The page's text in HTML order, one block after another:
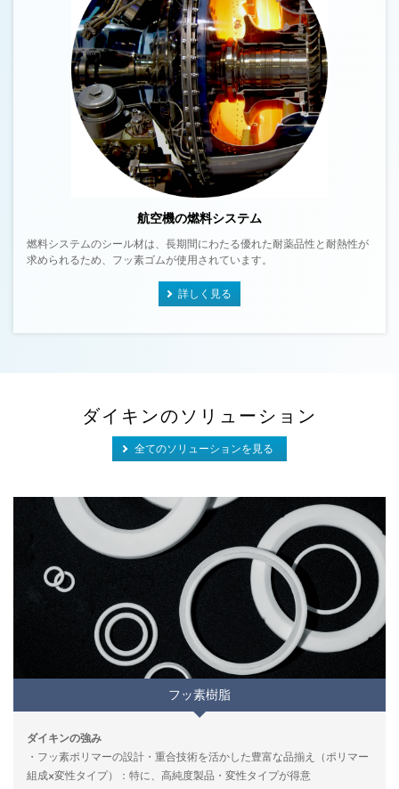
航空機の燃料システム
燃料システムのシール材は、長期間にわたる優れた耐薬品性と耐熱性が
求められるため、フッ素ゴムが使用されています。
詳しく見る
ダイキンのソリューション
全てのソリューションを見る
フッ素樹脂
ダイキンの強み
・フッ素ポリマーの設計・重合技術を活かした豊富な品揃え（ポリマー
組成×変性タイプ）：特に、高純度製品・変性タイプが得意